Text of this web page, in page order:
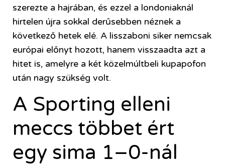
szerezte a hajrában, és ezzel a londoniaknál
hirtelen újra sokkal derűsebben néznek a
következő hetek elé. A lisszaboni siker nemcsak
európai előnyt hozott, hanem visszaadta azt a
hitet is, amelyre a két közelmúltbeli kupapofon
után nagy szükség volt.
A Sporting elleni
meccs többet ért
egy sima 1–0-nál